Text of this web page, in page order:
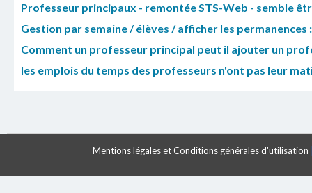
Professeur principaux - remontée STS-Web - semble
Gestion par semaine / élèves / afficher les
Comment un professeur principal peut il ajouter un
les emplois du temps des professeurs n'ont pas leur
Mentions légales et Conditions générales d'utilisation